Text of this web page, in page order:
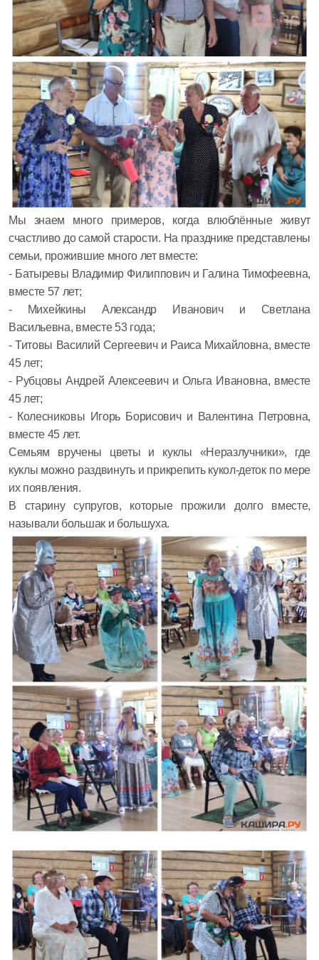
Мы знаем много примеров, когда влюблённые живут
счастливо до самой старости. На празднике представлены
семьи, прожившие много лет вместе:
- Батыревы Владимир Филиппович и Галина Тимофеевна,
вместе 57 лет;
- Михейкины Александр Иванович и Светлана
Васильевна, вместе 53 года;
- Титовы Василий Сергеевич и Раиса Михайловна, вместе
45 лет;
- Рубцовы Андрей Алексеевич и Ольга Ивановна, вместе
45 лет;
- Колесниковы Игорь Борисович и Валентина Петровна,
вместе 45 лет.
Семьям вручены цветы и куклы «Неразлучники», где
куклы можно раздвинуть и прикрепить кукол-деток по мере
их появления.
В старину супругов, которые прожили долго вместе,
называли большак и большуха.